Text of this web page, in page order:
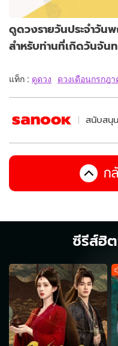
ดูดวงรายวันประจำวั
สำหรับท่านที่เกิดวันจัน
แท็ก : ดูดวง ดวงเดือนกรกฎา
สนับสนุ
ก
ซีรีส์ฮิ